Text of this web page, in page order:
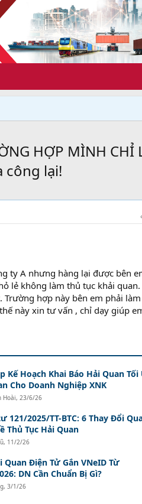
HỢP MÌNH CHỈ
công lại!
ty A nhưng hàng lại được bên
lẻ không làm thủ tục khải
Trường hợp này bên em phải
này xin tư vấn , chỉ dạy giúp
Kế Hoạch Khai Báo Hải Quan Tối
Cho Doanh Nghiệp XNK
Hoài, 23/6/26
121/2025/TT-BTC: 6 Thay Đổi
Thủ Tục Hải Quan
, 11/2/26
Quan Điện Tử Gắn VNeID Từ
DN Cần Chuẩn Bị Gì?
, 3/1/26